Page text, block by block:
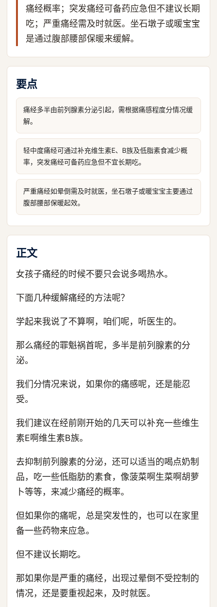
痛经概率；突发痛经可备药应急但不建议长期
吃；严重痛经需及时就医。坐石墩子或暖宝宝
是通过腹部腰部保暖来缓解。
要点
痛经多半由前列腺素分泌引起，需根据痛感程度分情况缓
解。
轻中度痛经可通过补充维生素E、B族及低脂素食减少概
率，突发痛经可备药应急但不宜长期吃。
严重痛经如晕倒需及时就医，坐石墩子或暖宝宝主要通过
腹部腰部保暖起效。
正文
女孩子痛经的时候不要只会说多喝热水。
下面几种缓解痛经的方法呢？
学起来我说了不算啊，咱们呢，听医生的。
那么痛经的罪魁祸首呢，多半是前列腺素的分
泌。
我们分情况来说，如果你的痛感呢，还是能忍
受。
我们建议在经前刚开始的几天可以补充一些维生
素E啊维生素B族。
去抑制前列腺素的分泌，还可以适当的喝点奶制
品，吃一些低脂肪的素食，像菠菜啊生菜啊胡萝
卜等等，来减少痛经的概率。
但如果你的痛呢，总是突发性的，也可以在家里
备一些药物来应急。
但不建议长期吃。
那如果你是严重的痛经，出现过晕倒不受控制的
情况，还是要重视起来，及时就医。